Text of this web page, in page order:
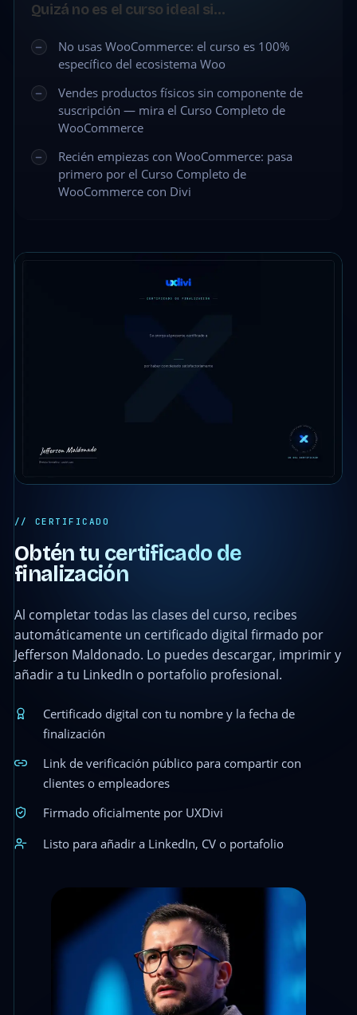
Quizá no es el curso ideal si…
No usas WooCommerce: el curso es 100%
específico del ecosistema Woo
Vendes productos físicos sin componente de
suscripción — mira el Curso Completo de
WooCommerce
Recién empiezas con WooCommerce: pasa
primero por el Curso Completo de
WooCommerce con Divi
// CERTIFICADO
Obtén tu certificado de
finalización
Al completar todas las clases del curso, recibes
automáticamente un certificado digital firmado por
Jefferson Maldonado. Lo puedes descargar, imprimir y
añadir a tu LinkedIn o portafolio profesional.
Certificado digital con tu nombre y la fecha de
finalización
Link de verificación público para compartir con
clientes o empleadores
Firmado oficialmente por UXDivi
Listo para añadir a LinkedIn, CV o portafolio